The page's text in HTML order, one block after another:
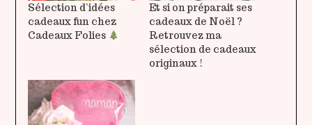
Sélection d’idées
cadeaux fun chez
Cadeaux Folies
Et si on préparait ses
cadeaux de Noël ?
Retrouvez ma
sélection de cadeaux
originaux !